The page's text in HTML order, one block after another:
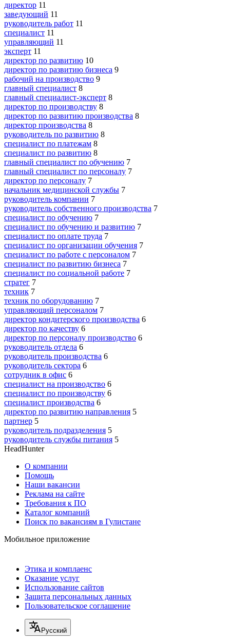
директор 11
заведующий 11
руководитель работ 11
специалист 11
управляющий 11
эксперт 11
директор по развитию 10
директор по развитию бизнеса 9
рабочий на производство 9
главный специалист 8
главный специалист-эксперт 8
директор по производству 8
директор по развитию производства 8
директор производства 8
руководитель по развитию 8
специалист по платежам 8
специалист по развитию 8
главный специалист по обучению 7
главный специалист по персоналу 7
директор по персоналу 7
начальник медицинской службы 7
руководитель компании 7
руководитель собственного производства 7
специалист по обучению 7
специалист по обучению и развитию 7
специалист по оплате труда 7
специалист по организации обучения 7
специалист по работе с персоналом 7
специалист по развитию бизнеса 7
специалист по социальной работе 7
стратег 7
техник 7
техник по оборудованию 7
управляющий персоналом 7
директор кондитерского производства 6
директор по качеству 6
директор по персоналу производство 6
руководитель отдела 6
руководитель производства 6
руководитель сектора 6
сотрудник в офис 6
специалист на производство 6
специалист по производству 6
специалист производства 6
директор по развитию направления 5
партнер 5
руководитель подразделения 5
руководитель службы питания 5
HeadHunter
О компании
Помощь
Наши вакансии
Реклама на сайте
Требования к ПО
Каталог компаний
Поиск по вакансиям в Гулистане
Мобильное приложение
Этика и комплаенс
Оказание услуг
Использование сайтов
Защита персональных данных
Пользовательское соглашение
Русский